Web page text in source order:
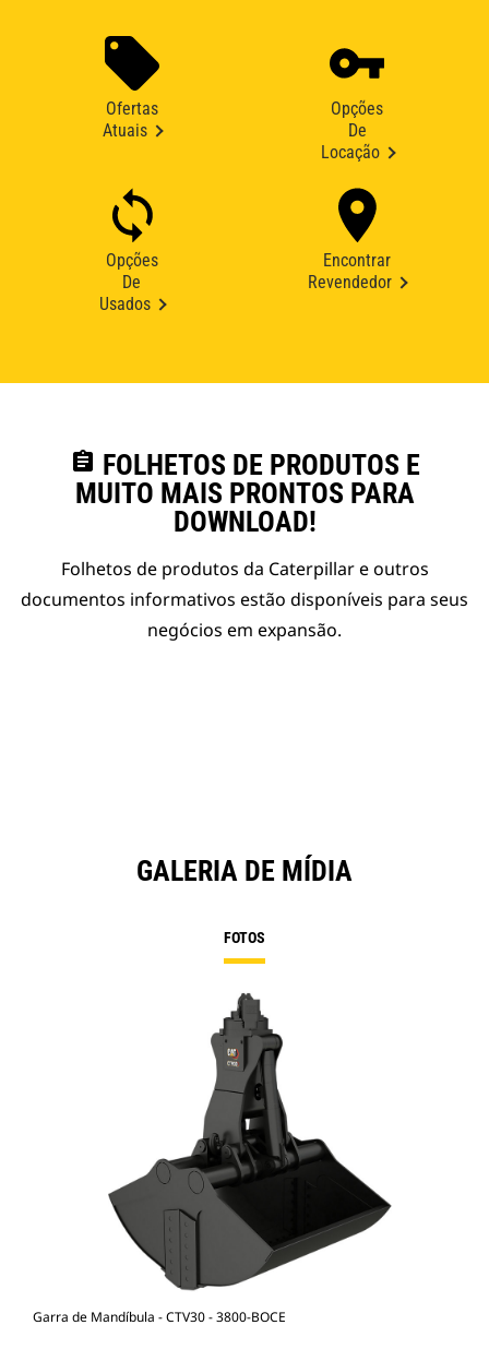
Ofertas
Atuais
Opções
De
Locação
Opções
De
Usados
Encontrar
Revendedor
assignment FOLHETOS DE PRODUTOS E
MUITO MAIS PRONTOS PARA
DOWNLOAD!
Folhetos de produtos da Caterpillar e outros
documentos informativos estão disponíveis para seus
negócios em expansão.
GALERIA DE MÍDIA
FOTOS
Garra de Mandíbula - CTV30 - 3800-BOCE